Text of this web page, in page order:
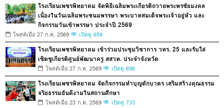
โรงเรียนเพชรพิทยาคม จัดพิธีเฉลิมพระเกียรติถวายพระพรชัยมงคล
เนื่องในวันเฉลิมพระชนมพรรษา พระบาทสมเด็จพระเจ้าอยู่หัว และ
กิจกรรมวันเข้าพรรษา ประจำปี 2569
โพสต์เมื่อ 27 ก.ค. 2569 เปิดดู 654
โรงเรียนเพชรพิทยาคม เข้าร่วมประชุมวิชาการ วทร. 25 และรับโล่
เชิดชูเกียรติศูนย์พัฒนาครู สสวท. ประจำจังหวัด
โพสต์เมื่อ 27 ก.ค. 2569 เปิดดู 696
โรงเรียนเพชรพิทยาคม จัดกิจกรรมทำบุญตักบาตร เสริมสร้างคุณธรรม
จริยธรรมอันดีงามในสถานศึกษา
โพสต์เมื่อ 23 ก.ค. 2569 เปิดดู 733